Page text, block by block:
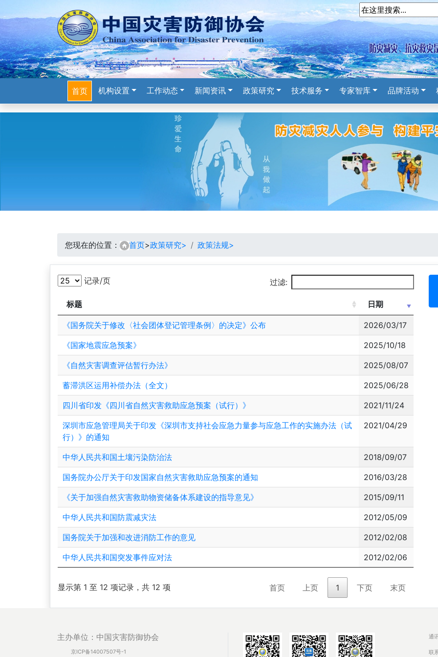
首页 机构设置 工作动态 新闻资讯 政策研究 技术服务 专家智库 品牌活动
您现在的位置： 首页>政策研究> 政策法规>
记录/页 过滤:
标题 日期
《国务院关于修改〈社会团体登记管理条例〉的决定》公布 2026/03/17
《国家地震应急预案》 2025/10/18
《自然灾害调查评估暂行办法》 2025/08/07
蓄滞洪区运用补偿办法（全文） 2025/06/28
四川省印发《四川省自然灾害救助应急预案（试行）》 2021/11/24
深圳市应急管理局关于印发《深圳市支持社会应急力量参与应急工作的实施办法（试
行）》的通知
2021/04/29
中华人民共和国土壤污染防治法 2018/09/07
国务院办公厅关于印发国家自然灾害救助应急预案的通知 2016/03/28
《关于加强自然灾害救助物资储备体系建设的指导意见》 2015/09/11
中华人民共和国防震减灾法 2012/05/09
国务院关于加强和改进消防工作的意见 2012/02/08
中华人民共和国突发事件应对法 2012/02/06
显示第 1 至 12 项记录，共 12 项 首页 上页 1 下页 末页
主办单位：中国灾害防御协会
京ICP备14007507号-1
通
联